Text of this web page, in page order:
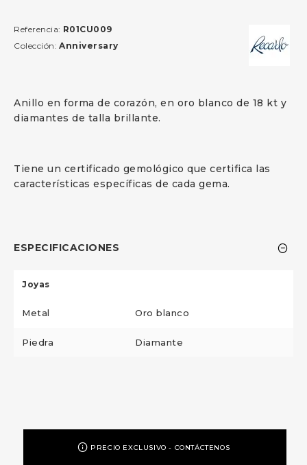
Anillo en forma de corazón, en oro blanco de 18 kt y
diamantes de talla brillante.
Tiene un certificado gemológico que certifica las
características específicas de cada gema.
ESPECIFICACIONES
Joyas
Metal Oro blanco
Piedra Diamante
Referencia: R01CU009
Colección: Anniversary
PRECIO EXCLUSIVO - CONTÁCTENOS